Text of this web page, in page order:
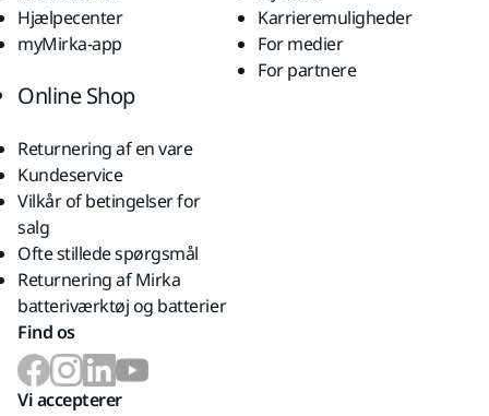
Hjælpecenter
myMirka-app
Karrieremuligheder
For medier
For partnere
Online Shop
Returnering af en vare
Kundeservice
Vilkår of betingelser for
salg
Ofte stillede spørgsmål
Returnering af Mirka
batteriværktøj og batterier
Find os
Vi accepterer